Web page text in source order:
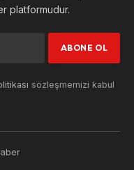
platformudur.
sözleşmemizi kabul